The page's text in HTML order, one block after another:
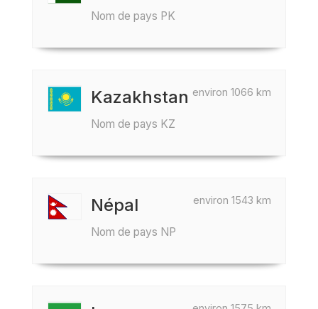
Nom de pays PK
environ 1066 km
Kazakhstan
Nom de pays KZ
environ 1543 km
Népal
Nom de pays NP